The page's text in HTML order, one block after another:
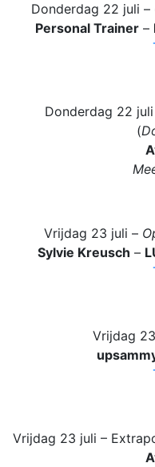
Donderdag 22 juli –
Personal Trainer –
Donderdag 22
(
Vrijdag 23 juli –
Sylvie Kreusch –
Vrijdag
Vrijdag 23 juli –